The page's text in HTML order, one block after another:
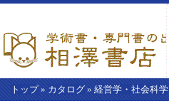
トップ» カタログ » 経営学・社会科学